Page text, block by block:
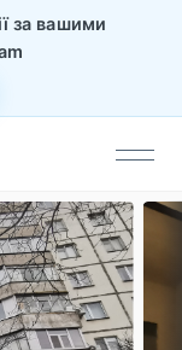
за вашими